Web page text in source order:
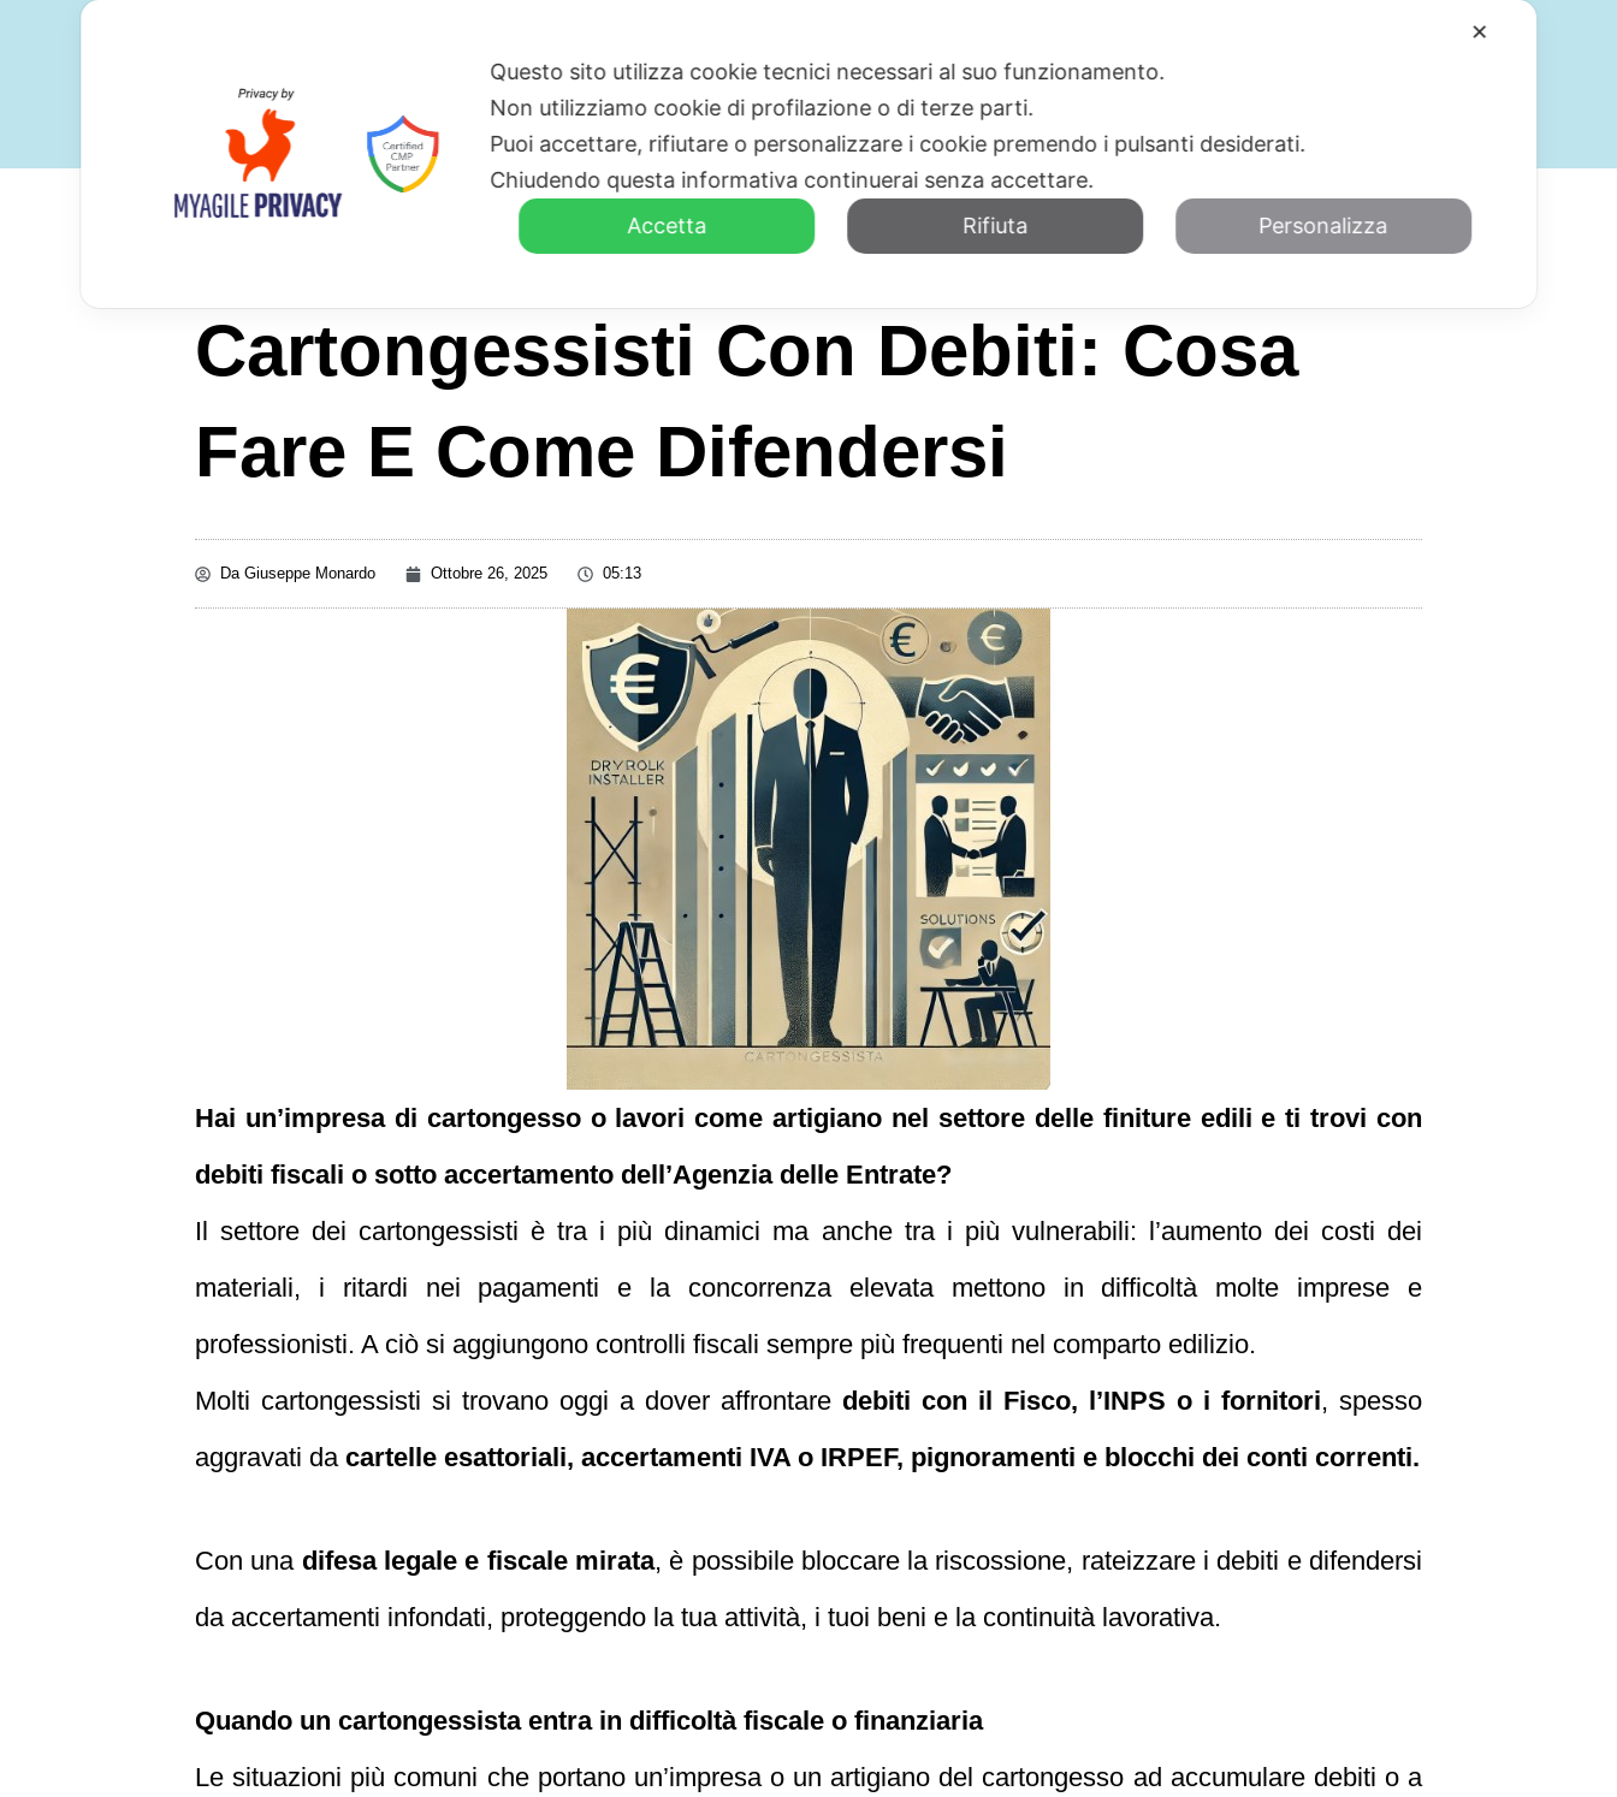
HOME CHI SIAMO SERVIZI
Cartongessisti Con Debiti: Cosa
Fare E Come Difendersi
DaGiuseppe Monardo Ottobre 26, 2025 05:13
Hai un’impresa di cartongesso o lavori come artigiano nel settore delle finiture edili e ti trovi con
debiti fiscali o sotto accertamento dell’Agenzia delle Entrate?
Il settore dei cartongessisti è tra i più dinamici ma anche tra i più vulnerabili: l’aumento dei costi dei
materiali, i ritardi nei pagamenti e la concorrenza elevata mettono in difficoltà molte imprese e
professionisti. A ciò si aggiungono controlli fiscali sempre più frequenti nel comparto edilizio.
Molti cartongessisti si trovano oggi a dover affrontare debiti con il Fisco, l’INPS o i fornitori, spesso
aggravati da cartelle esattoriali, accertamenti IVA o IRPEF, pignoramenti e blocchi dei conti correnti.
Con una difesa legale e fiscale mirata, è possibile bloccare la riscossione, rateizzare i debiti e difendersi
da accertamenti infondati, proteggendo la tua attività, i tuoi beni e la continuità lavorativa.
Quando un cartongessista entra in difficoltà fiscale o finanziaria
Le situazioni più comuni che portano un’impresa o un artigiano del cartongesso ad accumulare debiti o a
✕
Questo sito utilizza cookie tecnici necessari al suo funzionamento.
Non utilizziamo cookie di profilazione o di terze parti.
Puoi accettare, rifiutare o personalizzare i cookie premendo i pulsanti desiderati.
Chiudendo questa informativa continuerai senza accettare.
Accetta
Rifiuta Personalizza